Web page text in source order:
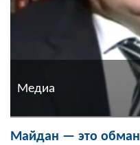
Медиа
Майдан — это обман